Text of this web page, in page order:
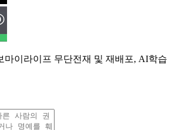
이라이프 무단전재 및 재배포, AI학습